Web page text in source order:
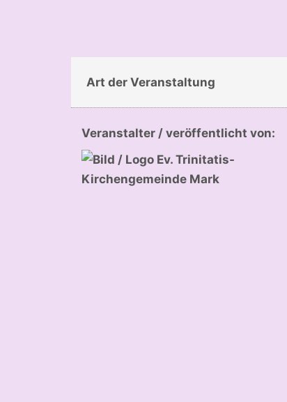
Art der Veranstaltung
Veranstalter / veröffentlicht von: